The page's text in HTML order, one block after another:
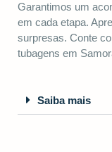
Garantimos um
em cada etapa.
surpresas. Conte
tubagens em
Saiba mais